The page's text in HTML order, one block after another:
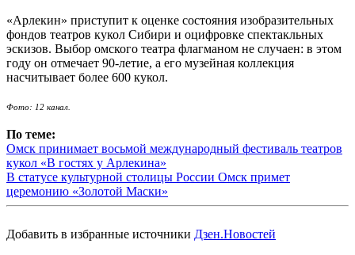
«Арлекин» приступит к оценке состояния изобразительных
фондов театров кукол Сибири и оцифровке спектакльных
эскизов. Выбор омского театра флагманом не случаен: в этом
году он отмечает 90-летие, а его музейная коллекция
насчитывает более 600 кукол.
Фото: 12 канал.
По теме:
Омск принимает восьмой международный фестиваль театров
кукол «В гостях у Арлекина»
В статусе культурной столицы России Омск примет
церемонию «Золотой Маски»
Добавить в избранные источники Дзен.Новостей